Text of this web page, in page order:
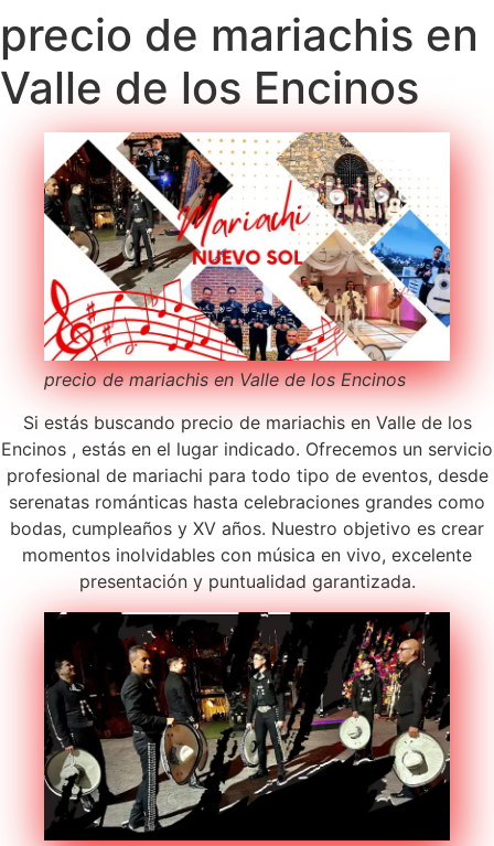
precio de mariachis en
Valle de los Encinos
precio de mariachis en Valle de los Encinos
Si estás buscando precio de mariachis en Valle de los
Encinos , estás en el lugar indicado. Ofrecemos un servicio
profesional de mariachi para todo tipo de eventos, desde
serenatas románticas hasta celebraciones grandes como
bodas, cumpleaños y XV años. Nuestro objetivo es crear
momentos inolvidables con música en vivo, excelente
presentación y puntualidad garantizada.